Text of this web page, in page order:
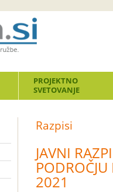
PROJEKTNO
SVETOVANJE
Razpisi
JAVNI
2021